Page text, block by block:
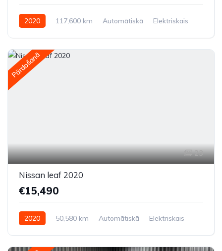
2020 117,600 km Automātiskā
Elektriskais
Pārdošanā
23
Nissan leaf 2020
€15,490
2020 50,580 km Automātiskā
Elektriskais